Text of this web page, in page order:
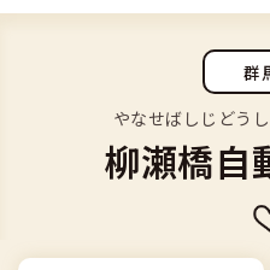
普通二輪
大型二輪
教習所検索
合宿免許とは
合宿免許とは
安心・お得・早い・充実の
合宿免許に役立つ
合宿免許ナビについ
群
やなせばしじどう
柳瀬橋自